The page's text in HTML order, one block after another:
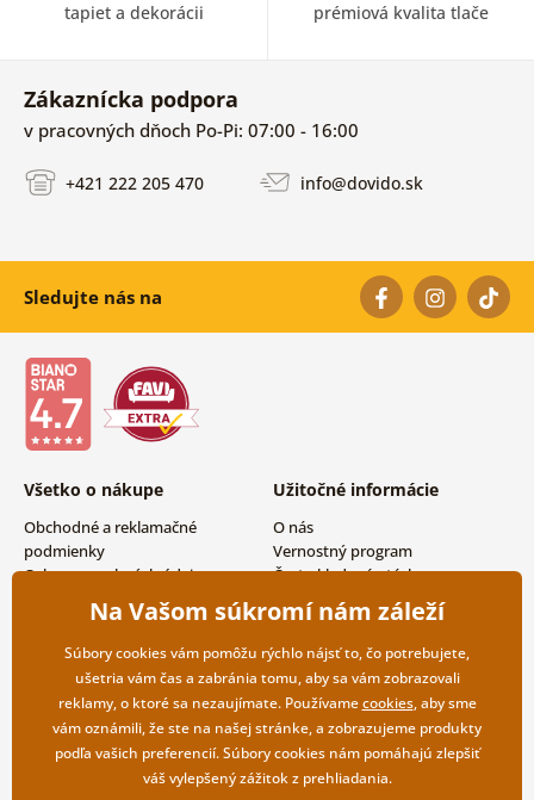
tapiet a dekorácii prémiová kvalita tlače
Zákaznícka podpora
v pracovných dňoch Po-Pi: 07:00 - 16:00
+421 222 205 470 info@dovido.sk
Sledujte nás na
Všetko o nákupe
Obchodné a reklamačné
podmienky
Ochrana osobných údajov
Možnosti dopravy a platby
Vrátenie tovaru
Užitočné informácie
O nás
Vernostný program
Často kladené otázky
Magazín
Kontakty
Veľkoobchodná spolupráca
Na Vašom súkromí nám záleží
Súbory cookies vám pomôžu rýchlo nájsť to, čo potrebujete,
ušetria vám čas a zabránia tomu, aby sa vám zobrazovali
reklamy, o ktoré sa nezaujímate. Používamecookies, aby sme
vám oznámili, že ste na našej stránke, a zobrazujeme produkty
podľa vašich preferencií. Súbory cookies nám pomáhajú zlepšiť
váš vylepšený zážitok z prehliadania.